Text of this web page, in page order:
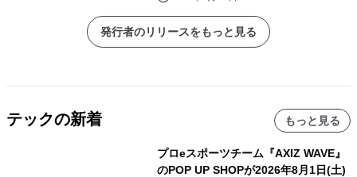
発行者のリリースをもっと見る
テックの新着 もっと見る
プロeスポーツチーム『AXIZ WAVE』
のPOP UP SHOPが2026年8月1日(土)